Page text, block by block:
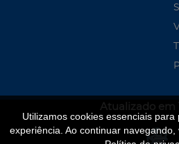
Utilizamos cookies essenciais
experiência. Ao continuar
Atualizado em